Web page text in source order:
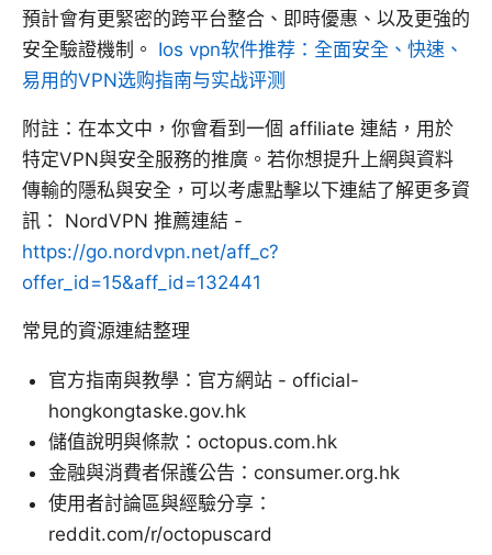
預計會有更緊密的跨平台整合、即時優惠、以及更強的
安全驗證機制。 Ios vpn软件推荐：全面安全、快速、
易用的VPN选购指南与实战评测
附註：在本文中，你會看到一個 affiliate 連結，用於
特定VPN與安全服務的推廣。若你想提升上網與資料
傳輸的隱私與安全，可以考慮點擊以下連結了解更多資
訊： NordVPN 推薦連結 -
https://go.nordvpn.net/aff_c?
offer_id=15&aff_id=132441
常見的資源連結整理
官方指南與教學：官方網站 - official-
hongkongtaske.gov.hk
儲值說明與條款：octopus.com.hk
金融與消費者保護公告：consumer.org.hk
使用者討論區與經驗分享：
reddit.com/r/octopuscard